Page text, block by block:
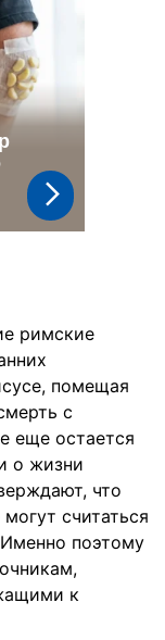
римские
помещая
с
еще остается
о жизни
что
считаться
поэтому
к